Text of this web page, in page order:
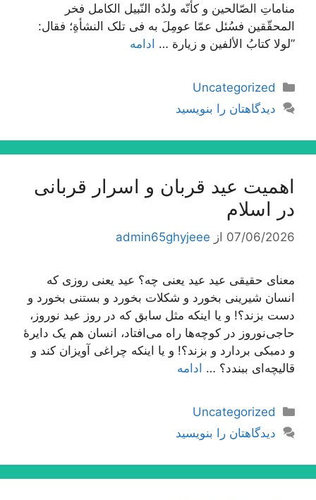
مناماتِ الصّالحین و کأنّه ولدُه النّبیل الکامل فخر
المحقّقین فسُئل عمّا عومِلَ به فی تلک النشأةِ؛ فقال:
”لولا کتابُ الألفین و زیارة … ادامه
دسته‌ها
Uncategorized
دیدگاهتان را بنویسید
اهمیت عید قربان و اسرار قربانی
در اسلام
07/06/2026 از admin65ghyjeee
معنای حقیقی عید عید یعنی چه؟ عید یعنی روزی که
انسان شیرینی بخورد و شکلات بخورد و بستنی بخورد و
دست بزند؟! و یا اینکه مثل سابق که در روز عید نوروز،
حاجی‌نوروز در کوچه‌ها راه می‌افتاد، انسان هم یک دایرۀ
و دمبکی بردارد و بزند؟! و یا اینکه چراغی آویزان کند و
قالیچه‌ای ببندد؟ … ادامه
دسته‌ها
Uncategorized
دیدگاهتان را بنویسید